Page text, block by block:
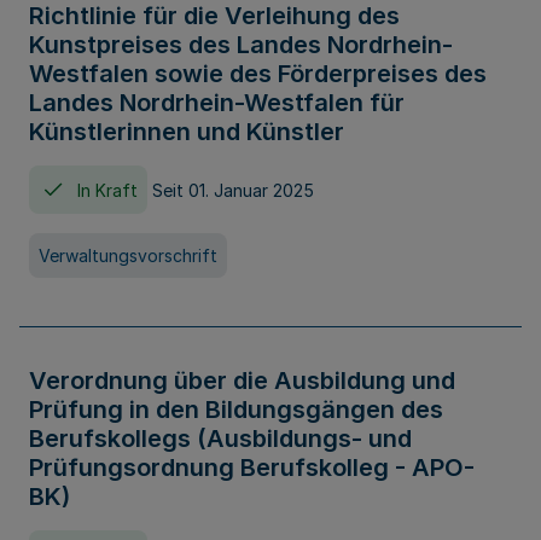
Richtlinie für die Verleihung des
Kunstpreises des Landes Nordrhein-
Westfalen sowie des Förderpreises des
Landes Nordrhein-Westfalen für
Künstlerinnen und Künstler
In Kraft Seit 01. Januar 2025
Verwaltungsvorschrift
Verordnung über die Ausbildung und
Prüfung in den Bildungsgängen des
Berufskollegs (Ausbildungs- und
Prüfungsordnung Berufskolleg - APO-
BK)